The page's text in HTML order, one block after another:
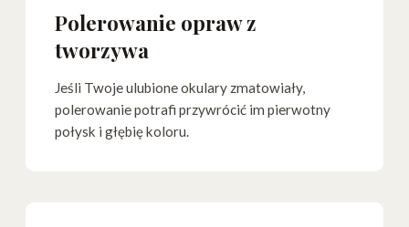
Polerowanie opraw z
tworzywa
Jeśli Twoje ulubione okulary zmatowiały,
polerowanie potrafi przywrócić im pierwotny
połysk i głębię koloru.